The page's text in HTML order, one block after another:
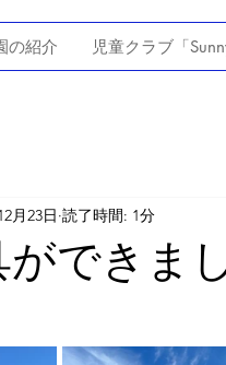
の紹介 児童クラブ「
できま
月23日 読了時間: 1分